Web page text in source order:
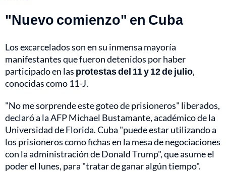
"Nuevo comienzo" en Cuba
Los excarcelados son en su inmensa mayoría
manifestantes que fueron detenidos por haber
participado en las protestas del 11 y 12 de julio,
conocidas como 11-J.
"No me sorprende este goteo de prisioneros" liberados,
declaró a la AFP Michael Bustamante, académico de la
Universidad de Florida. Cuba "puede estar utilizando a
los prisioneros como fichas en la mesa de negociaciones
con la administración de Donald Trump", que asume el
poder el lunes, para "tratar de ganar algún tiempo".